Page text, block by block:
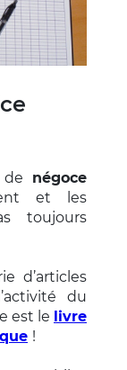
de négoce
et les
toujours
d’articles
du
est le livre
!